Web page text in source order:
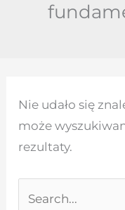
Nie udało się
może
rezultaty.
dla: